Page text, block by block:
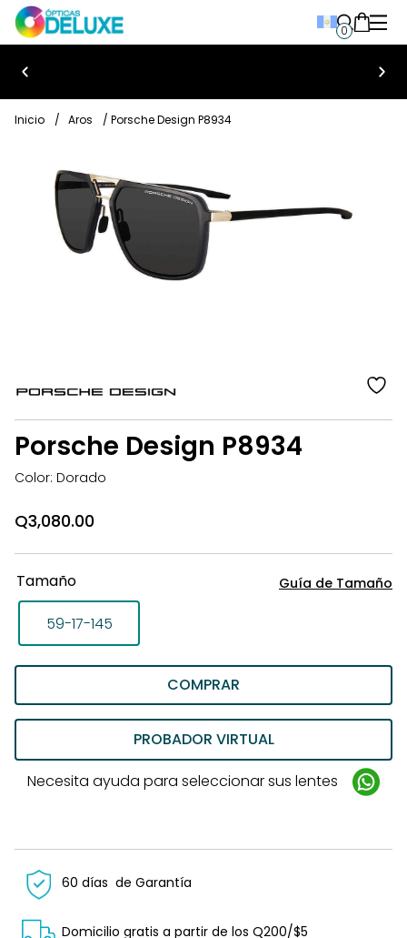
0
Bienvenido a Ópticas Deluxe
Inicio / Aros / Porsche Design P8934
Porsche Design P8934
Color: Dorado
Q3,080.00
Guía de Tamaño
Tamaño
59-17-145
COMPRAR
PROBADOR VIRTUAL
Necesita ayuda para seleccionar sus lentes
60 días de Garantía
Domicilio gratis a partir de los Q200/$5